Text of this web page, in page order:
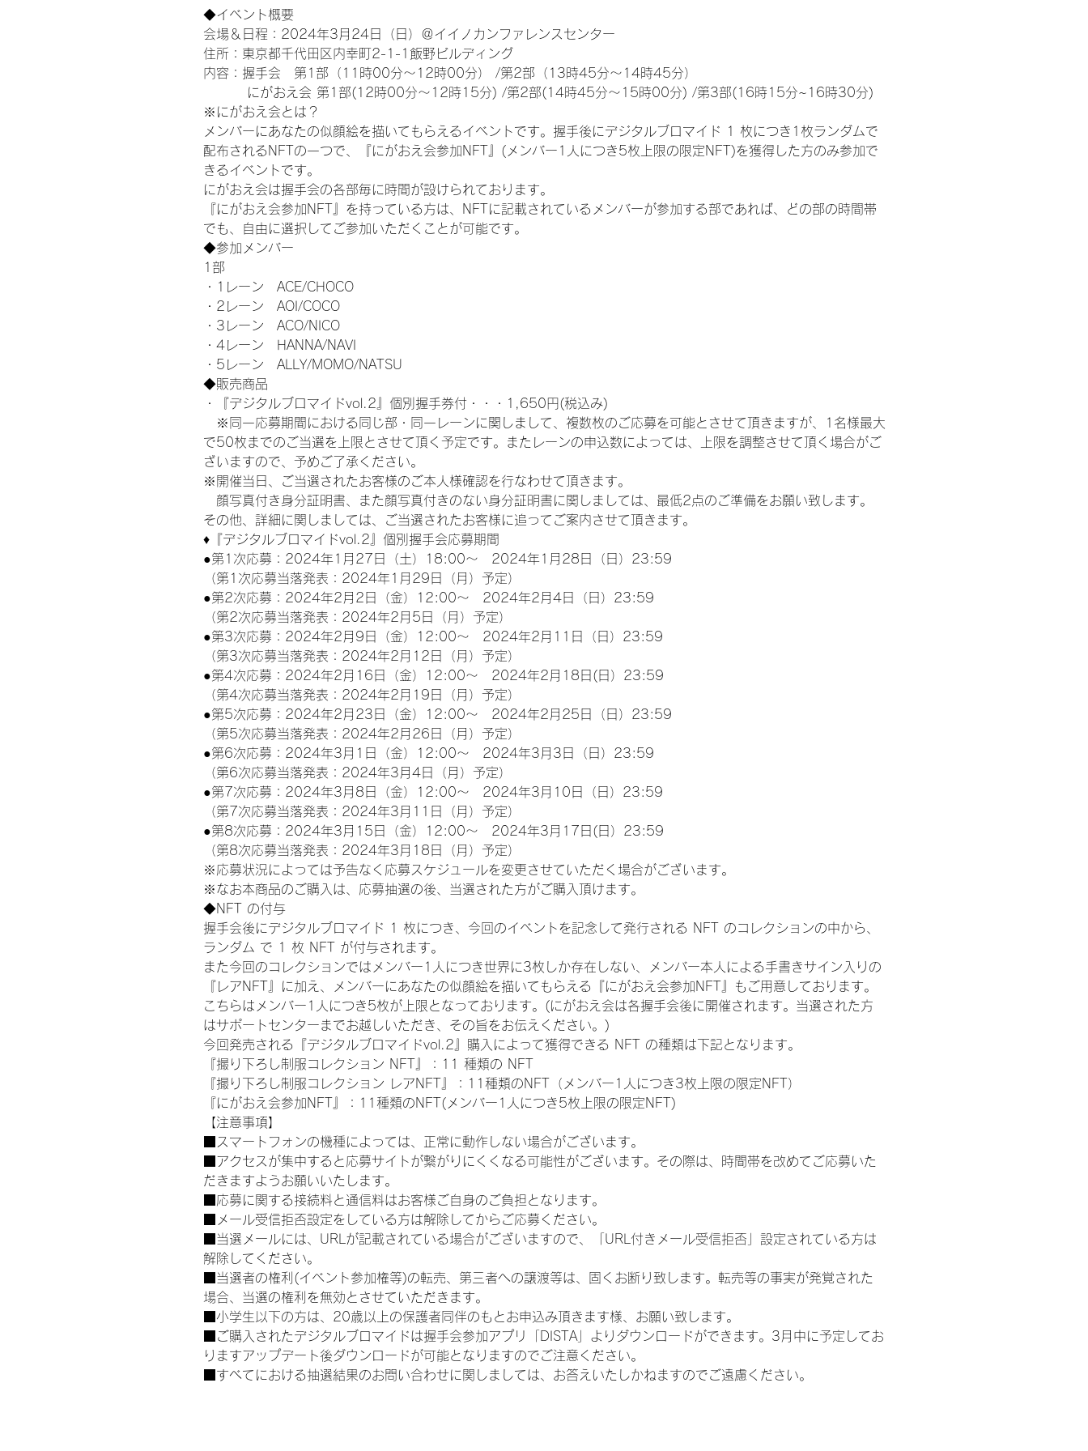
◆イベント概要
会場＆日程：2024年3月24日（日）＠イイノカンファレンスセンター
住所：東京都千代田区内幸町2-1-1飯野ビルディング
内容：握手会　第1部（11時00分～12時00分） /第2部（13時45分～14時45分）
にがおえ会 第1部(12時00分～12時15分) /第2部(14時45分～15時00分) /第3部(16時15分~16時30分)
※にがおえ会とは？
メンバーにあなたの似顔絵を描いてもらえるイベントです。握手後にデジタルブロマイド 1 枚につき1枚ランダムで
配布されるNFTの一つで、『にがおえ会参加NFT』(メンバー1人につき5枚上限の限定NFT)を獲得した方のみ参加で
きるイベントです。
にがおえ会は握手会の各部毎に時間が設けられております。
『にがおえ会参加NFT』を持っている方は、NFTに記載されているメンバーが参加する部であれば、どの部の時間帯
でも、自由に選択してご参加いただくことが可能です。
◆参加メンバー
1部
・1レーン　ACE/CHOCO
・2レーン　AOI/COCO
・3レーン　ACO/NICO
・4レーン　HANNA/NAVI
・5レーン　ALLY/MOMO/NATSU
◆販売商品
・『デジタルブロマイドvol.2』個別握手券付・・・1,650円(税込み)
※同一応募期間における同じ部・同一レーンに関しまして、複数枚のご応募を可能とさせて頂きますが、1名様最大
で50枚までのご当選を上限とさせて頂く予定です。またレーンの申込数によっては、上限を調整させて頂く場合がご
ざいますので、予めご了承ください。
※開催当日、ご当選されたお客様のご本人様確認を行なわせて頂きます。
顔写真付き身分証明書、また顔写真付きのない身分証明書に関しましては、最低2点のご準備をお願い致します。
その他、詳細に関しましては、ご当選されたお客様に追ってご案内させて頂きます。
♦『デジタルブロマイドvol.2』個別握手会応募期間
●第1次応募：2024年1月27日（土）18:00～　2024年1月28日（日）23:59
（第1次応募当落発表：2024年1月29日（月）予定）
●第2次応募：2024年2月2日（金）12:00～　2024年2月4日（日）23:59
（第2次応募当落発表：2024年2月5日（月）予定）
●第3次応募：2024年2月9日（金）12:00～　2024年2月11日（日）23:59
（第3次応募当落発表：2024年2月12日（月）予定）
●第4次応募：2024年2月16日（金）12:00～　2024年2月18日(日）23:59
（第4次応募当落発表：2024年2月19日（月）予定）
●第5次応募：2024年2月23日（金）12:00～　2024年2月25日（日）23:59
（第5次応募当落発表：2024年2月26日（月）予定）
●第6次応募：2024年3月1日（金）12:00～　2024年3月3日（日）23:59
（第6次応募当落発表：2024年3月4日（月）予定）
●第7次応募：2024年3月8日（金）12:00～　2024年3月10日（日）23:59
（第7次応募当落発表：2024年3月11日（月）予定）
●第8次応募：2024年3月15日（金）12:00～　2024年3月17日(日）23:59
（第8次応募当落発表：2024年3月18日（月）予定）
※応募状況によっては予告なく応募スケジュールを変更させていただく場合がございます。
※なお本商品のご購入は、応募抽選の後、当選された方がご購入頂けます。
◆NFT の付与
握手会後にデジタルブロマイド 1 枚につき、今回のイベントを記念して発行される NFT のコレクションの中から、
ランダム で 1 枚 NFT が付与されます。
また今回のコレクションではメンバー1人につき世界に3枚しか存在しない、メンバー本人による手書きサイン入りの
『レアNFT』に加え、メンバーにあなたの似顔絵を描いてもらえる『にがおえ会参加NFT』もご用意しております。
こちらはメンバー1人につき5枚が上限となっております。(にがおえ会は各握手会後に開催されます。当選された方
はサポートセンターまでお越しいただき、その旨をお伝えください。)
今回発売される『デジタルブロマイドvol.2』購入によって獲得できる NFT の種類は下記となります。
『撮り下ろし制服コレクション NFT』：11 種類の NFT
『撮り下ろし制服コレクション レアNFT』：11種類のNFT（メンバー1人につき3枚上限の限定NFT）
『にがおえ会参加NFT』：11種類のNFT(メンバー1人につき5枚上限の限定NFT)
【注意事項】
■スマートフォンの機種によっては、正常に動作しない場合がございます。
■アクセスが集中すると応募サイトが繋がりにくくなる可能性がございます。その際は、時間帯を改めてご応募いた
だきますようお願いいたします。
■応募に関する接続料と通信料はお客様ご自身のご負担となります。
■メール受信拒否設定をしている方は解除してからご応募ください。
■当選メールには、URLが記載されている場合がございますので、「URL付きメール受信拒否」設定されている方は
解除してください。
■当選者の権利(イベント参加権等)の転売、第三者への譲渡等は、固くお断り致します。転売等の事実が発覚された
場合、当選の権利を無効とさせていただきます。
■小学生以下の方は、20歳以上の保護者同伴のもとお申込み頂きます様、お願い致します。
■ご購入されたデジタルブロマイドは握手会参加アプリ「DISTA」よりダウンロードができます。3月中に予定してお
りますアップデート後ダウンロードが可能となりますのでご注意ください。
■すべてにおける抽選結果のお問い合わせに関しましては、お答えいたしかねますのでご遠慮ください。